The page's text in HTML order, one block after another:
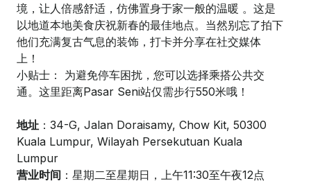
境，让人倍感舒适，仿佛置身于家一般的温暖 。这是
以地道本地美食庆祝新春的最佳地点。当然别忘了拍下
他们充满复古气息的装饰，打卡并分享在社交媒体
上！
小贴士： 为避免停车困扰，您可以选择乘搭公共交
通。这里距离Pasar Seni站仅需步行550米哦！
地址 ：34-G, Jalan Doraisamy, Chow Kit, 50300
Kuala Lumpur, Wilayah Persekutuan Kuala
Lumpur
营业时间 ：星期二至星期日，上午11:30至午夜12点